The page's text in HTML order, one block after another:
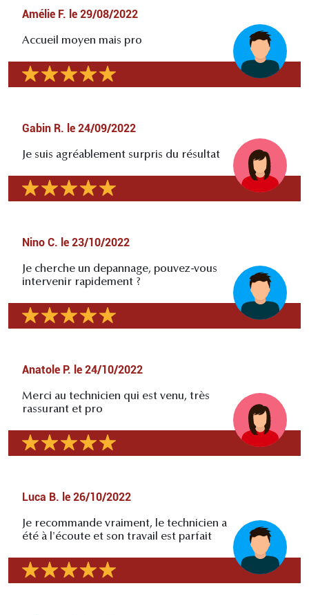
Amélie F. le 29/08/2022
Accueil moyen mais pro
Gabin R. le 24/09/2022
Je suis agréablement surpris du résultat
Nino C. le 23/10/2022
Je cherche un depannage, pouvez-vous
intervenir rapidement ?
Anatole P. le 24/10/2022
Merci au technicien qui est venu, très
rassurant et pro
Luca B. le 26/10/2022
Je recommande vraiment, le technicien a
été à l'écoute et son travail est parfait